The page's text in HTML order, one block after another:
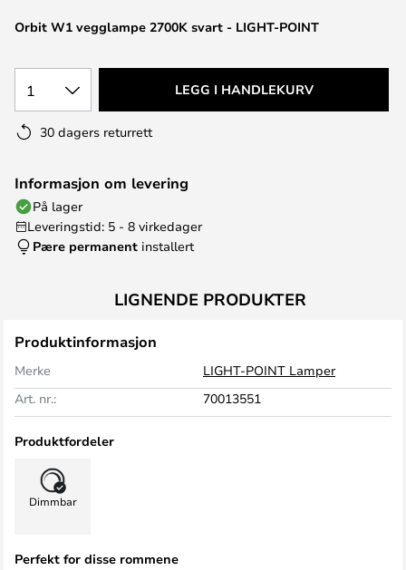
Orbit W1 vegglampe 2700K svart - LIGHT-POINT
1 LEGG I HANDLEKURV
30 dagers returrett
Informasjon om levering
På lager
Leveringstid: 5 - 8 virkedager
Pære permanent installert
LIGNENDE PRODUKTER
Produktinformasjon
Merke
LIGHT-POINT Lamper
Art. nr.:
70013551
Produktfordeler
Dimmbar
Perfekt for disse rommene